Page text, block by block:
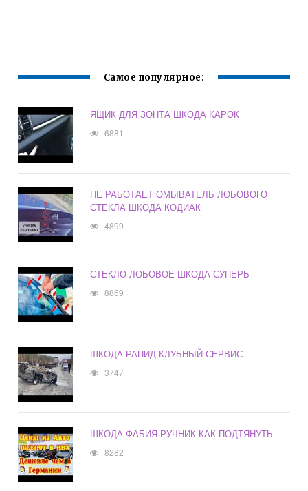
Самое популярное:
ЯЩИК ДЛЯ ЗОНТА ШКОДА КАРОК
6881
НЕ РАБОТАЕТ ОМЫВАТЕЛЬ ЛОБОВОГО
СТЕКЛА ШКОДА КОДИАК
4899
СТЕКЛО ЛОБОВОЕ ШКОДА СУПЕРБ
8869
ШКОДА РАПИД КЛУБНЫЙ СЕРВИС
3747
ШКОДА ФАБИЯ РУЧНИК КАК ПОДТЯНУТЬ
8282